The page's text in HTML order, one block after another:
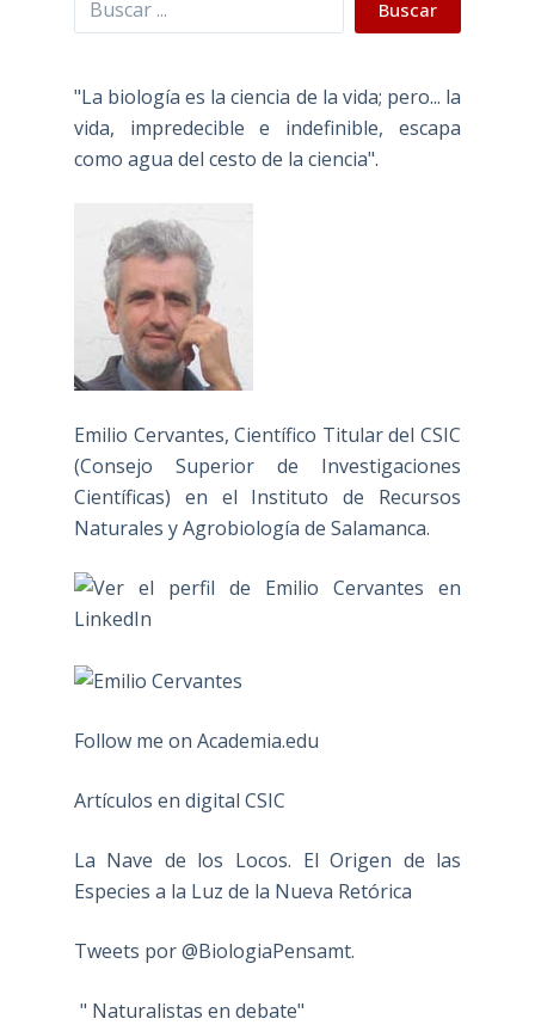
Buscar
"La biología es la ciencia de la vida; pero... la
vida, impredecible e indefinible, escapa
como agua del cesto de la ciencia".
Emilio Cervantes, Científico Titular del CSIC
(Consejo Superior de Investigaciones
Científicas) en el Instituto de Recursos
Naturales y Agrobiología de Salamanca.
Follow me on Academia.edu
Artículos en digital CSIC
La Nave de los Locos. El Origen de las
Especies a la Luz de la Nueva Retórica
Tweets por @BiologiaPensamt.
" Naturalistas en debate"